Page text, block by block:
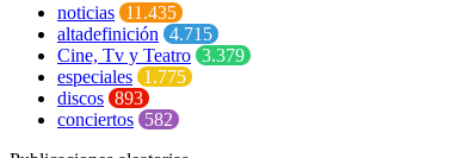
noticias 11.435
altadefinición 4.715
Cine, Tv y Teatro 3.379
especiales 1.775
discos 893
conciertos 582